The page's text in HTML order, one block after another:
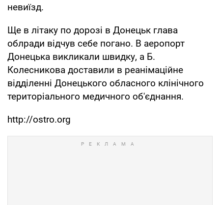
невиїзд.
Ще в літаку по дорозі в Донецьк глава
облради відчув себе погано. В аеропорт
Донецька викликали швидку, а Б.
Колесникова доставили в реанімаційне
відділенні Донецького обласного клінічного
територіального медичного об'єднання.
http://ostro.org